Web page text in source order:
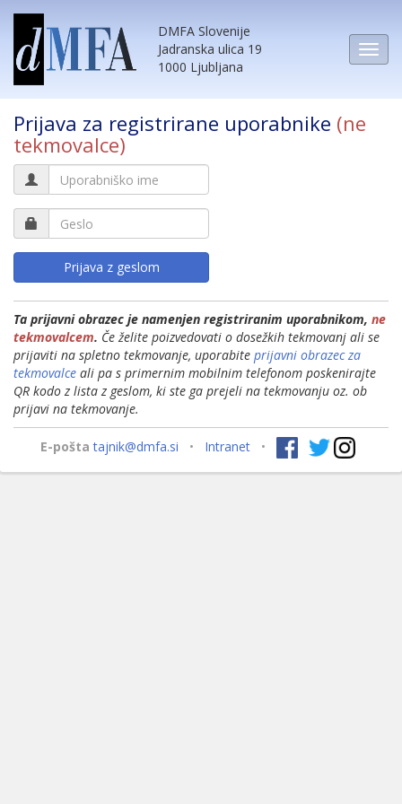
DMFA Slovenije
Jadranska ulica 19
1000 Ljubljana
Prijava za registrirane uporabnike (ne
tekmovalce)
Ta prijavni obrazec je namenjen registriranim uporabnikom, ne
tekmovalcem. Če želite poizvedovati o dosežkih tekmovanj ali se
prijaviti na spletno tekmovanje, uporabite prijavni obrazec za
tekmovalce ali pa s primernim mobilnim telefonom poskenirajte
QR kodo z lista z geslom, ki ste ga prejeli na tekmovanju oz. ob
prijavi na tekmovanje.
E-pošta tajnik@dmfa.si • Intranet•